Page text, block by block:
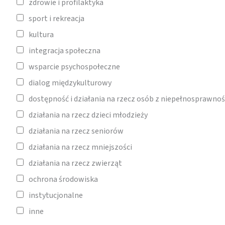
zdrowie i profilaktyka
sport i rekreacja
kultura
integracja społeczna
wsparcie psychospołeczne
dialog międzykulturowy
dostępność i działania na rzecz osób z
działania na rzecz dzieci młodzieży
działania na rzecz seniorów
działania na rzecz mniejszości
działania na rzecz zwierząt
ochrona środowiska
instytucjonalne
inne